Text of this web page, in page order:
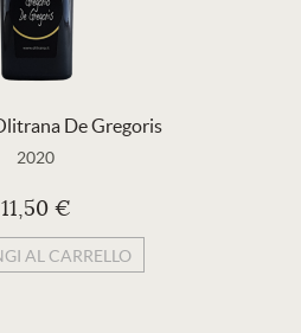
De Gregoris
2020
11,50 €
AL CARRELLO